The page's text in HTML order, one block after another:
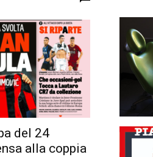
del 24
alla coppia